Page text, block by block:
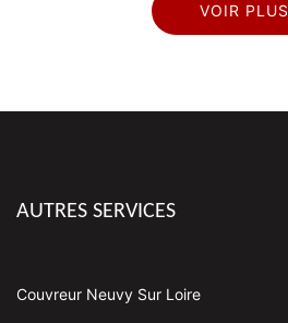
VOIR PLUS
AUTRES SERVICES
Couvreur Neuvy Sur Loire